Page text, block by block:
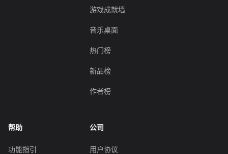
游戏成就墙
音乐桌面
热门榜
新品榜
作者榜
帮助
功能指引
公司
用户协议